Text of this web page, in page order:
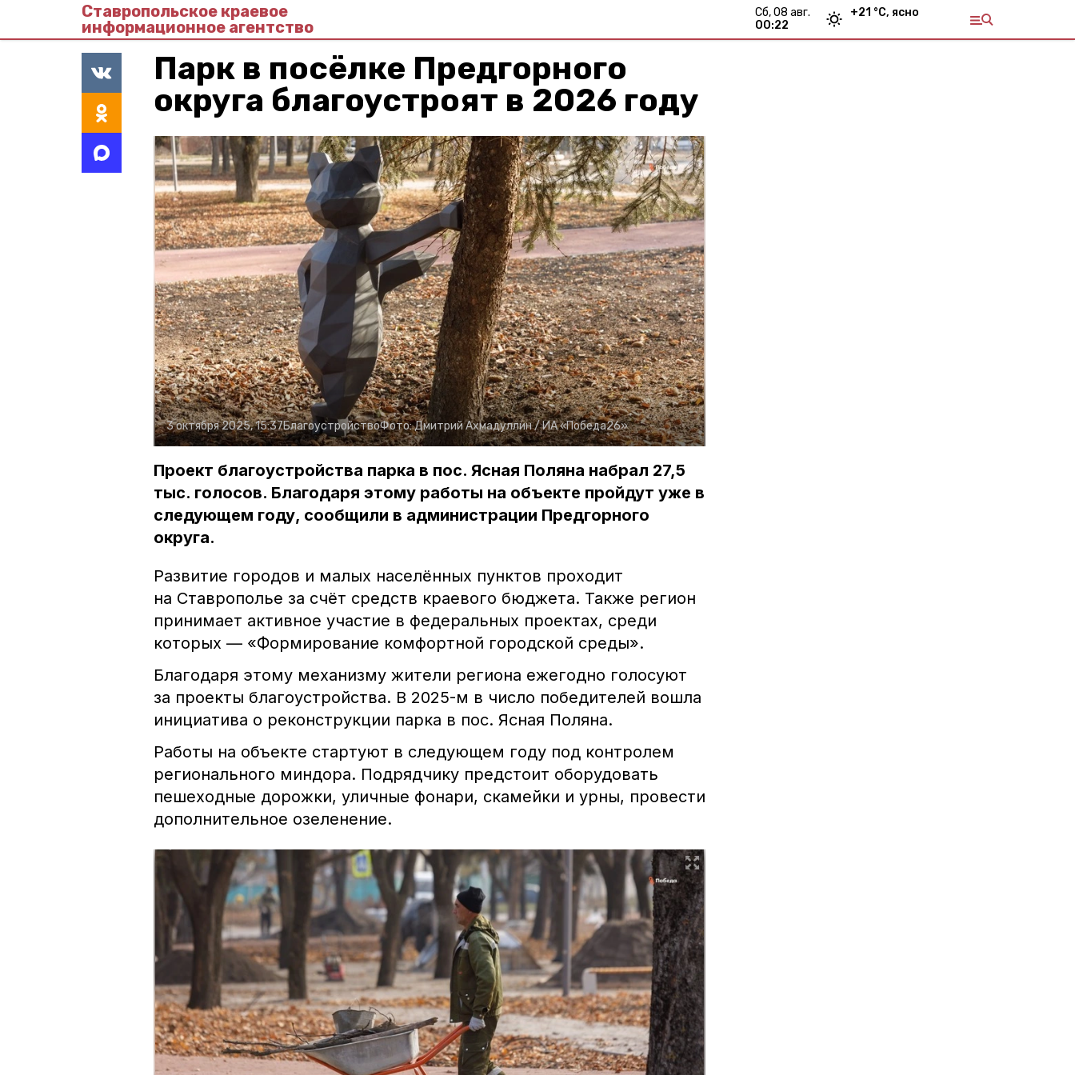
Ставропольское краевое
информационное агентство
сб, 08 авг.
00:22
+21 °С, ясно
Парк в посёлке Предгорного
округа благоустроят в 2026 году
3 октября 2025, 15:37БлагоустройствоФото:Дмитрий Ахмадуллин /ИА «Победа26»
Проект благоустройства парка в пос. Ясная Поляна набрал 27,5
тыс. голосов. Благодаря этому работы на объекте пройдут уже в
следующем году, сообщили в администрации Предгорного
округа.
Развитие городов и малых населённых пунктов проходит
на Ставрополье за счёт средств краевого бюджета. Также регион
принимает активное участие в федеральных проектах, среди
которых — «Формирование комфортной городской среды».
Благодаря этому механизму жители региона ежегодно голосуют
за проекты благоустройства. В 2025-м в число победителей вошла
инициатива о реконструкции парка в пос. Ясная Поляна.
Работы на объекте стартуют в следующем году под контролем
регионального миндора. Подрядчику предстоит оборудовать
пешеходные дорожки, уличные фонари, скамейки и урны, провести
дополнительное озеленение.